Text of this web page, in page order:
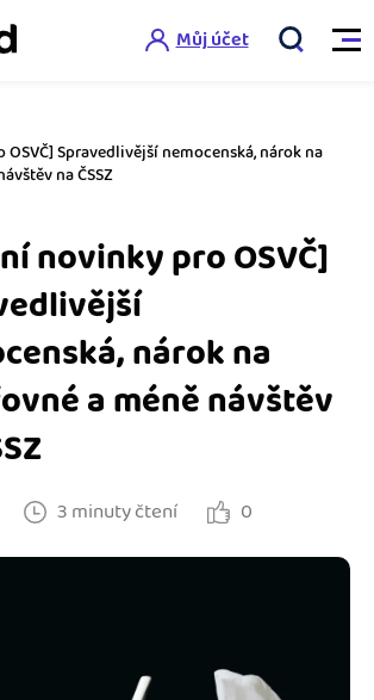
systémy
faktur
DPH
DPH
Registrovat ZDARMA
Můj účet
Spravedlivější nemocenská, nárok na
na ČSSZ
novinky pro OSVČ]
nárok na
a méně návštěv
3 minuty čtení 0